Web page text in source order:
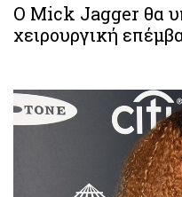
Ο Mick Jagger θα
χειρουργική